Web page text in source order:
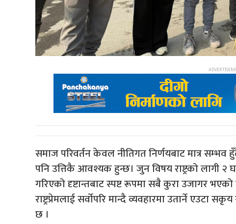
समाज परिवर्तन केवल नीतिगत निर्णयबाट मात्र
पनि उत्तिकै आवश्यक हुन्छ। जुन विषय राष्ट्रको लागी २
गरिएको दृष्टान्तबाट स्पष्ट रूपमा सबै कुरा उजागर भएको
राष्ट्रप्रेमलाई सर्वोपरि मान्दै व्यवहारमा उतार्ने
छ ।